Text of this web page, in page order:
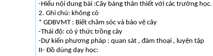
-Hiểu nội dung bài :Cây bàng thân thiết với các trường
2. Ghi chú: không có
* GDBVMT : Biết chăm sóc và bảo vệ cây
-Thái độ: có ý thức trồng cây
-Dự kiến phương pháp : quan sát , đàm thoại , luyện tập
II- Đồ dùng dạy học: